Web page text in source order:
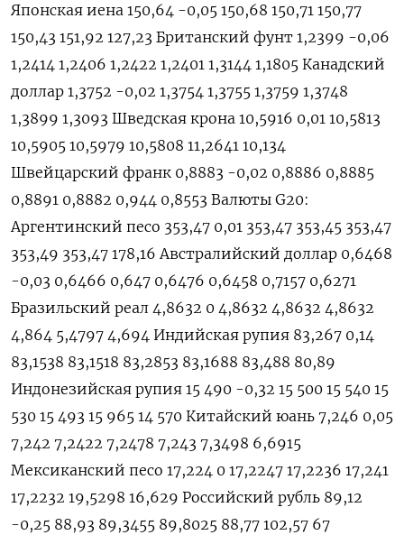
Японская иена 150,64 -0,05 150,68 150,71 150,77
150,43 151,92 127,23 Британский фунт 1,2399 -0,06
1,2414 1,2406 1,2422 1,2401 1,3144 1,1805 Канадский
доллар 1,3752 -0,02 1,3754 1,3755 1,3759 1,3748
1,3899 1,3093 Шведская крона 10,5916 0,01 10,5813
10,5905 10,5979 10,5808 11,2641 10,134
Швейцарский франк 0,8883 -0,02 0,8886 0,8885
0,8891 0,8882 0,944 0,8553 Валюты G20:
Аргентинский песо 353,47 0,01 353,47 353,45 353,47
353,49 353,47 178,16 Австралийский доллар 0,6468
-0,03 0,6466 0,647 0,6476 0,6458 0,7157 0,6271
Бразильский реал 4,8632 0 4,8632 4,8632 4,8632
4,864 5,4797 4,694 Индийская рупия 83,267 0,14
83,1538 83,1518 83,2853 83,1688 83,488 80,89
Индонезийская рупия 15 490 -0,32 15 500 15 540 15
530 15 493 15 965 14 570 Китайский юань 7,246 0,05
7,242 7,2422 7,2478 7,243 7,3498 6,6915
Мексиканский песо 17,224 0 17,2247 17,2236 17,241
17,2232 19,5298 16,629 Российский рубль 89,12
-0,25 88,93 89,3455 89,8025 88,77 102,57 67